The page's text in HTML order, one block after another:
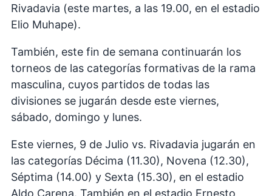
Rivadavia (este martes, a las 19.00, en el estadio
Elio Muhape).
También, este fin de semana continuarán los
torneos de las categorías formativas de la rama
masculina, cuyos partidos de todas las
divisiones se jugarán desde este viernes,
sábado, domingo y lunes.
Este viernes, 9 de Julio vs. Rivadavia jugarán en
las categorías Décima (11.30), Novena (12.30),
Séptima (14.00) y Sexta (15.30), en el estadio